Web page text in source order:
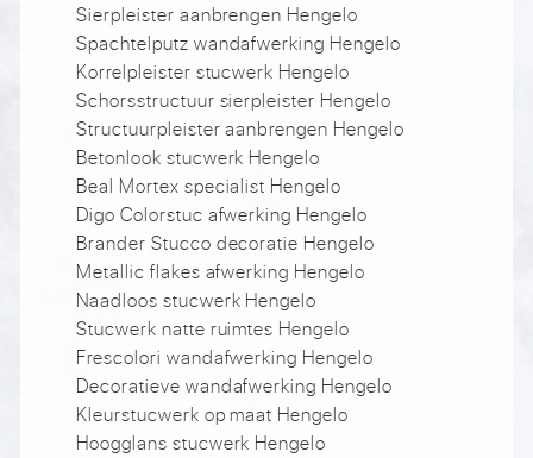
Sierpleister aanbrengen Hengelo
Spachtelputz wandafwerking Hengelo
Korrelpleister stucwerk Hengelo
Schorsstructuur sierpleister Hengelo
Structuurpleister aanbrengen Hengelo
Betonlook stucwerk Hengelo
Beal Mortex specialist Hengelo
Digo Colorstuc afwerking Hengelo
Brander Stucco decoratie Hengelo
Metallic flakes afwerking Hengelo
Naadloos stucwerk Hengelo
Stucwerk natte ruimtes Hengelo
Frescolori wandafwerking Hengelo
Decoratieve wandafwerking Hengelo
Kleurstucwerk op maat Hengelo
Hoogglans stucwerk Hengelo